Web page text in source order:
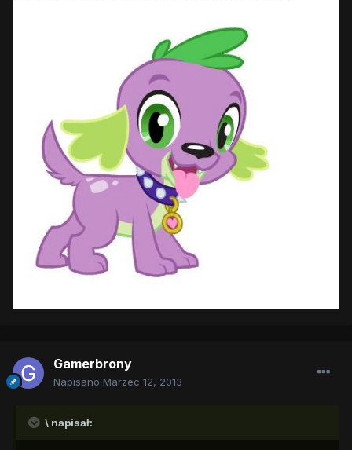
Gamerbrony
Napisano Marzec 12, 2013
\ napisał: